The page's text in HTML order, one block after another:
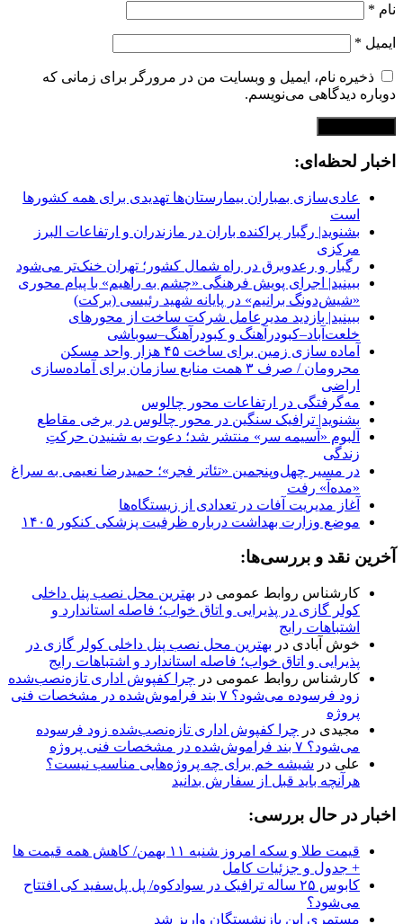
نام *
ایمیل *
ذخیره نام، ایمیل و وبسایت من در مرورگر برای زمانی که
دوباره دیدگاهی می‌نویسم.
اخبار لحظه‌ای:
عادی‌سازی بمباران بیمارستان‌ها تهدیدی برای همه کشورها
است
بشنوید| رگبار پراکنده باران در مازندران و ارتفاعات البرز
مرکزی
رگبار و رعدوبرق در راه شمال کشور؛ تهران خنک‌تر می‌شود
ببینید| اجرای پویش فرهنگی «چشم به راهیم» با پیام محوری
«شیش‌دونگ برانیم» در پایانه شهید رئیسی (برکت)
ببینید| بازدید مدیرعامل شرکت ساخت از محورهای
خلعت‌آباد–کبودرآهنگ و کبودرآهنگ–سوباشی
آماده سازی زمین برای ساخت ۴۵ هزار واحد مسکن
محرومان / صرف ۳ همت منابع سازمان برای آماده‌سازی
اراضی
مه‌گرفتگی در ارتفاعات محور چالوس
بشنوید| ترافیک سنگین در محور چالوس در برخی مقاطع
آلبوم «آسیمه سر» منتشر شد؛ دعوت به شنیدن حرکتِ
زندگی
در مسیر چهل‌وپنجمین «تئاتر فجر»؛ حمیدرضا نعیمی به سراغ
«مده‌آ» رفت
آغاز مدیریت آفات در تعدادی از زیستگاه‌ها
موضع وزارت بهداشت درباره ظرفیت پزشکی کنکور ۱۴۰۵
آخرین نقد و بررسی‌ها:
کارشناس روابط عمومی در بهترین محل نصب پنل داخلی
کولر گازی در پذیرایی و اتاق خواب؛ فاصله استاندارد و
اشتباهات رایج
خوش آبادی در بهترین محل نصب پنل داخلی کولر گازی در
پذیرایی و اتاق خواب؛ فاصله استاندارد و اشتباهات رایج
کارشناس روابط عمومی در چرا کفپوش اداری تازه‌نصب‌شده
زود فرسوده می‌شود؟ ۷ بند فراموش‌شده در مشخصات فنی
پروژه
مجیدی در چرا کفپوش اداری تازه‌نصب‌شده زود فرسوده
می‌شود؟ ۷ بند فراموش‌شده در مشخصات فنی پروژه
علی در شیشه خم برای چه پروژه‌هایی مناسب نیست؟
هرآنچه باید قبل از سفارش بدانید
اخبار در حال بررسی:
قیمت طلا و سکه امروز شنبه ۱۱ بهمن/ کاهش همه قیمت ها
+ جدول و جزئیات کامل
کابوس ۲۵ ساله ترافیک در سوادکوه/ پل پل‌سفید کی افتتاح
می‌شود؟
مستمری این بازنشستگان واریز شد